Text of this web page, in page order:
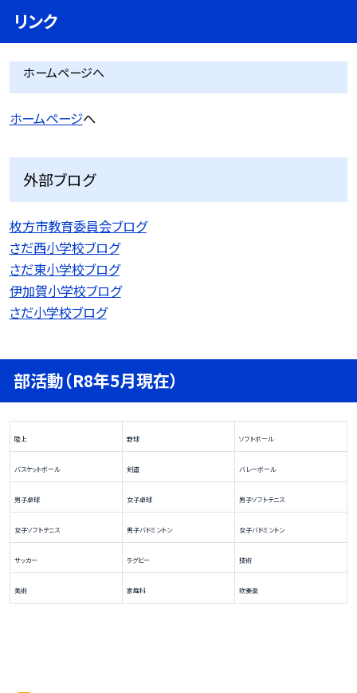
リンク
ホームページへ
ホームページへ
外部ブログ
枚方市教育委員会ブログ
さだ西小学校ブログ
さだ東小学校ブログ
伊加賀小学校ブログ
さだ小学校ブログ
部活動（R8年5月現在）
陸上 野球 ソフトボール
バスケットボール 剣道 バレーボール
男子卓球 女子卓球 男子ソフトテニス
女子ソフトテニス 男子バドミントン 女子バドミントン
サッカー ラグビー 技術
美術 家庭科 吹奏楽